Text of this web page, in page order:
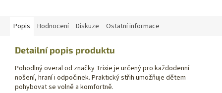
Popis Hodnocení Diskuze Ostatní informace
Detailní popis produktu
Pohodlný overal od značky Trixie je určený pro každodenní
nošení, hraní i odpočinek. Praktický střih umožňuje dětem
pohybovat se volně a komfortně.